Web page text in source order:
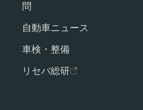
問
自動車ニュース
車検・整備
リセバ総研